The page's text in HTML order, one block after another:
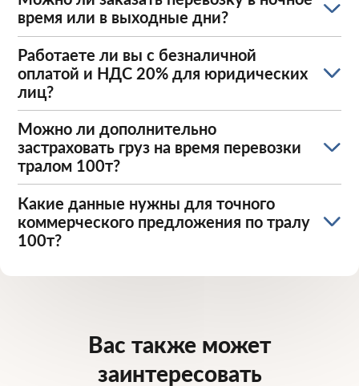
время или в выходные дни?
Работаете ли вы с безналичной
оплатой и НДС 20% для юридических
лиц?
Можно ли дополнительно
застраховать груз на время перевозки
тралом 100т?
Какие данные нужны для точного
коммерческого предложения по тралу
100т?
Вас также может
заинтересовать